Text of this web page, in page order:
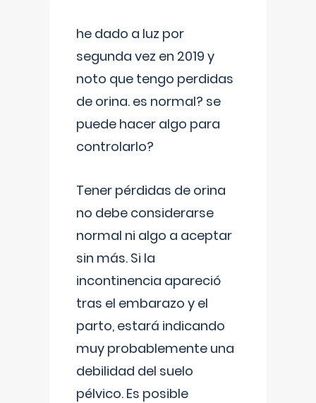
he dado a luz por
segunda vez en 2019 y
noto que tengo perdidas
de orina. es normal? se
puede hacer algo para
controlarlo?
Tener pérdidas de orina
no debe considerarse
normal ni algo a aceptar
sin más. Si la
incontinencia apareció
tras el embarazo y el
parto, estará indicando
muy probablemente una
debilidad del suelo
pélvico. Es posible